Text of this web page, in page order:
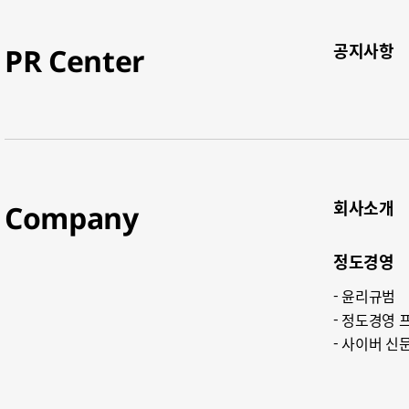
PR Center 공지사항​
Company 회사소개​
정도경영​
윤리규범​
정도경영
사이버 신